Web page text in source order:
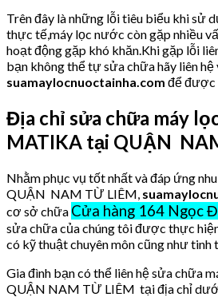
Trên đây là những lỗi tiêu biểu khi sử
thực tế,máy lọc nước còn gặp nhiều
hoạt động gặp khó khăn.Khi gặp lỗi
bạn không thể tự sửa chữa hãy liên
suamaylocnuoctainha.com để được
Địa chỉ sửa chữa máy
MATIKA tại QUẬN
Nhằm phục vụ tốt nhất và đáp ứng
QUẬN NAM TỪ LIÊM,
cơ sở chữa Cửa hàng 164 Ngọc
sửa chữa của chúng tôi được thực
có kỹ thuật chuyên môn cũng như tinh
Gia đình bạn có thể liên hệ sửa chữa
QUẬN NAM TỪ LIÊM tại địa chỉ